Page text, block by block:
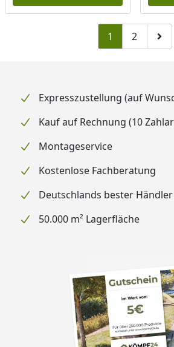
1 Zu Seite 2
2
Expresszustellung (auf
Kauf auf Rechnung (10
Montageservice
Kostenlose Fachberatung
Deutschlands bester Händler
50.000 m² Lagerfläche